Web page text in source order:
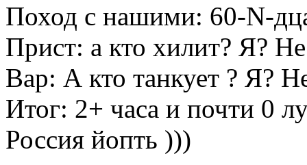
Поход с нашими: 60-N-
Прист: а кто хилит? Я?
Вар: А кто танкует ? Я?
Итог: 2+ часа и почти 0
Россия йопть )))